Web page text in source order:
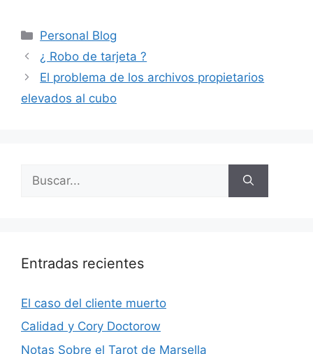
Categorías
Personal Blog
¿ Robo de tarjeta ?
El problema de los archivos propietarios
elevados al cubo
Entradas recientes
El caso del cliente muerto
Calidad y Cory Doctorow
Notas Sobre el Tarot de Marsella